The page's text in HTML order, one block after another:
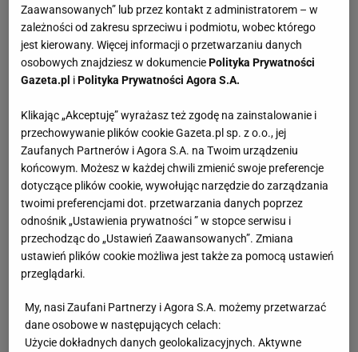
Zaawansowanych” lub przez kontakt z administratorem – w
zależności od zakresu sprzeciwu i podmiotu, wobec którego
jest kierowany. Więcej informacji o przetwarzaniu danych
osobowych znajdziesz w dokumenciePolityka Prywatności
Gazeta.pl iPolityka Prywatności Agora S.A.
Klikając „Akceptuję” wyrażasz też zgodę na zainstalowanie i
przechowywanie plików cookie Gazeta.pl sp. z o.o., jej
Zaufanych Partnerów i Agora S.A. na Twoim urządzeniu
końcowym. Możesz w każdej chwili zmienić swoje preferencje
dotyczące plików cookie, wywołując narzędzie do zarządzania
twoimi preferencjami dot. przetwarzania danych poprzez
odnośnik „Ustawienia prywatności ” w stopce serwisu i
przechodząc do „Ustawień Zaawansowanych”. Zmiana
ustawień plików cookie możliwa jest także za pomocą ustawień
przeglądarki.
My, nasi Zaufani Partnerzy i Agora S.A. możemy przetwarzać
dane osobowe w następujących celach:
Użycie dokładnych danych geolokalizacyjnych. Aktywne